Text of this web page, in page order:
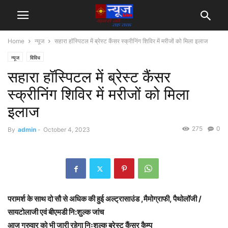
Home न्यूज सहारा हॉस्पिटल में ब्रेस्ट कैंसर स्क्रीनिंग शिविर में मरीजों को मिला इलाज
न्यूज विविध
सहारा हॉस्पिटल में ब्रेस्ट कैंसर
स्क्रीनिंग शिविर में मरीजों को मिला
इलाज
By admin - October 4, 2023 0
275
परामर्श के साथ दो सौ से अधिक की हुई अल्ट्रासाउंड ,मैमोग्राफी, पैथोलॉजी /
सायटोलाजी एवं बीएमडी नि:शुल्क जांच
आज गुरुवार को भी जारी रहेगा निःशुल्क ब्रेस्ट कैंसर कैम्प